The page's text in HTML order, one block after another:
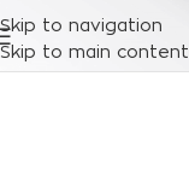
Skip to navigation
Skip to main content